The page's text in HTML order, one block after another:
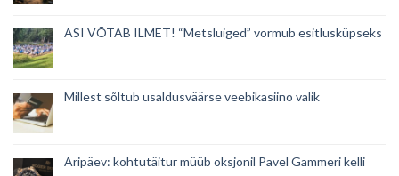
ASI VÕTAB ILMET! “Metsluiged” vormub esitlusküpseks
Millest sõltub usaldusväärse veebikasiino valik
Äripäev: kohtutäitur müüb oksjonil Pavel Gammeri kelli